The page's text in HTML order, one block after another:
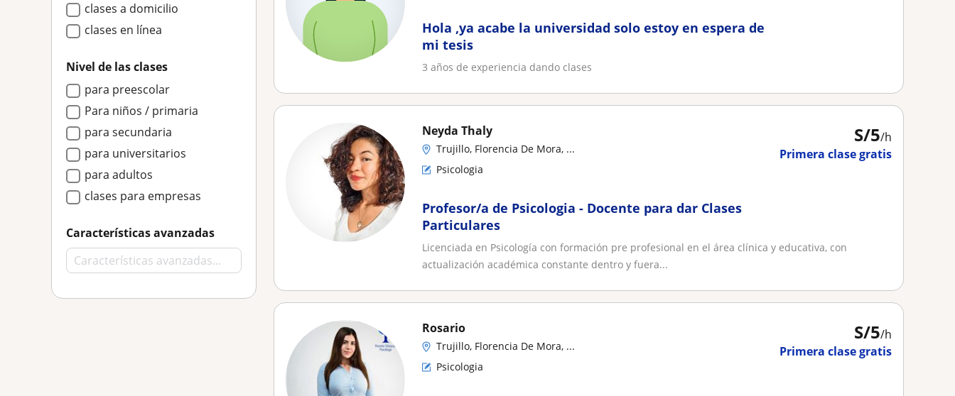
clases a domicilio
clases en línea
Nivel de las clases
para preescolar
Para niños / primaria
para secundaria
para universitarios
para adultos
clases para empresas
Características avanzadas
Hola ,ya acabe la universidad solo estoy en espera de
mi tesis
3 años de experiencia dando clases
S/5/h
Primera clase gratis
Neyda Thaly
Trujillo, Florencia De Mora, ...
Psicologia
Profesor/a de Psicologia - Docente para dar Clases
Particulares
Licenciada en Psicología con formación pre profesional en el área clínica y educativa, con
actualización académica constante dentro y fuera...
S/5/h
Primera clase gratis
Rosario
Trujillo, Florencia De Mora, ...
Psicologia